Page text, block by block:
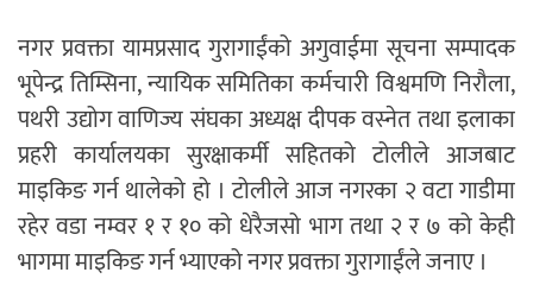
नगर प्रवक्ता यामप्रसाद गुरागाईंको अगुवाईमा सूचना सम्पादक
भूपेन्द्र तिम्सिना, न्यायिक समितिका कर्मचारी विश्वमणि निरौला,
पथरी उद्योग वाणिज्य संघका अध्यक्ष दीपक वस्नेत तथा इलाका
प्रहरी कार्यालयका सुरक्षाकर्मी सहितको टोलीले आजबाट
माइकिङ गर्न थालेको हो । टोलीले आज नगरका २ वटा गाडीमा
रहेर वडा नम्वर १ र १० को धेरैजसो भाग तथा २ र ७ को केही
भागमा माइकिङ गर्न भ्याएको नगर प्रवक्ता गुरागाईंले जनाए ।